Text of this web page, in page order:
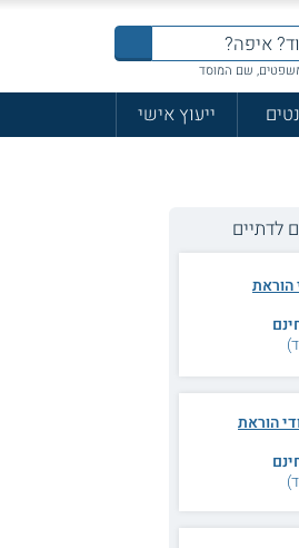
שם המוסד
ייעוץ אישי
לדתיים
הוראת
הוראת